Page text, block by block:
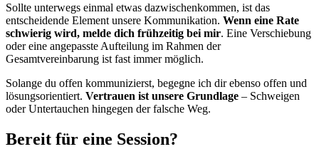
Sollte unterwegs einmal etwas dazwischenkommen, ist das
entscheidende Element unsere Kommunikation. Wenn eine Rate
schwierig wird, melde dich frühzeitig bei mir. Eine Verschiebung
oder eine angepasste Aufteilung im Rahmen der
Gesamtvereinbarung ist fast immer möglich.
Solange du offen kommunizierst, begegne ich dir ebenso offen und
lösungsorientiert. Vertrauen ist unsere Grundlage – Schweigen
oder Untertauchen hingegen der falsche Weg.
Bereit für eine Session?